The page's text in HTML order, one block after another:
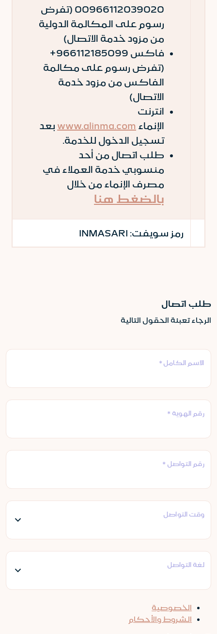
00966112039020 (تفرض
رسوم على المكالمة الدولية
من مزود خدمة الاتصال)
فاكس 966112185099+
(تفرض رسوم على مكالمة
الفاكس من مزود خدمة
الاتصال)
انترنت
الإنماء www.alinma.com بعد
تسجيل الدخول للخدمة.
طلب اتصال من أحد
منسوبي خدمة العملاء في
مصرف الإنماء من خلال
بالضغط هنا
رمز سويفت: INMASARI
طلب اتصال
الرجاء تعبئة الحقول التالية
الاسم الكامل *
رقم الهوية *
رقم التواصل *
وقت التواصل
لغة التواصل
الخصوصية
الشروط والأحكام